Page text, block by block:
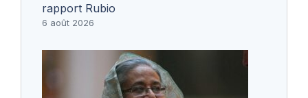
rapport Rubio
6 août 2026